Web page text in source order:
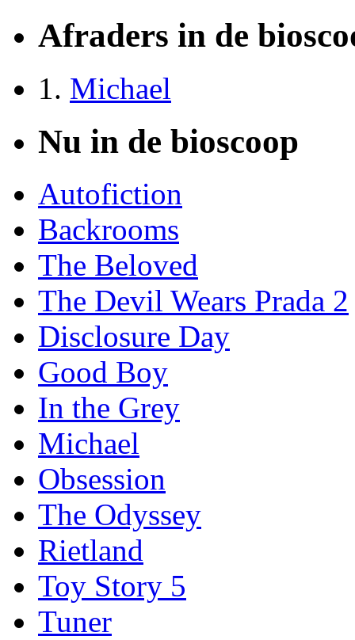
Afraders in de
1. Michael
Nu in de bioscoop
Autofiction
Backrooms
The Beloved
The Devil Wears Prada 2
Disclosure Day
Good Boy
In the Grey
Michael
Obsession
The Odyssey
Rietland
Toy Story 5
Tuner